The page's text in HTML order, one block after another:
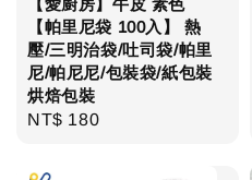
【愛廚房】牛皮 素色
【帕里尼袋 100入】 熱
壓/三明治袋/吐司袋/帕里
尼/帕尼尼/包裝袋/紙包裝
烘焙包裝
Regular
NT$ 180